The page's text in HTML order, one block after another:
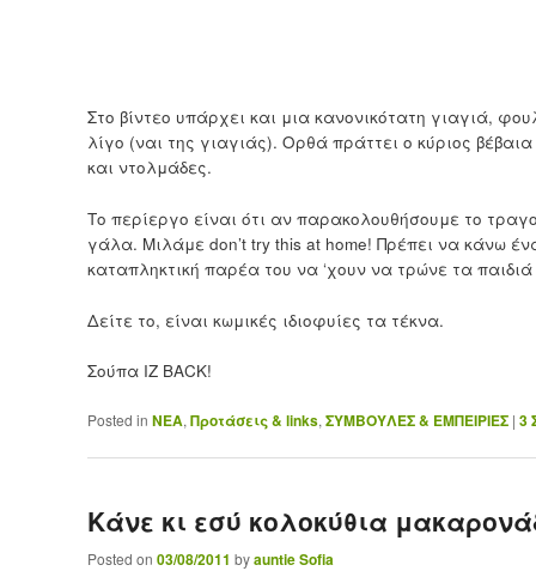
Στο βίντεο υπάρχει και μια κανονικότατη γιαγιά,
λίγο (ναι της γιαγιάς). Ορθά πράττει ο κύριος
και ντολμάδες.
Το περίεργο είναι ότι αν παρακολουθήσουμε το
γάλα. Μιλάμε don’t try this at home! Πρέπει να κάνω
καταπληκτική παρέα του να ‘χουν να τρώνε τα
Δείτε το, είναι κωμικές ιδιοφυίες τα τέκνα.
Σούπα IZ BACK!
Posted in ΝΕΑ, Προτάσεις & links, ΣΥΜΒΟΥΛΕΣ & ΕΜΠΕΙΡΙΕΣ | 3
Κάνε κι εσύ κολοκύθια
Posted on 03/08/2011 byauntie Sofia